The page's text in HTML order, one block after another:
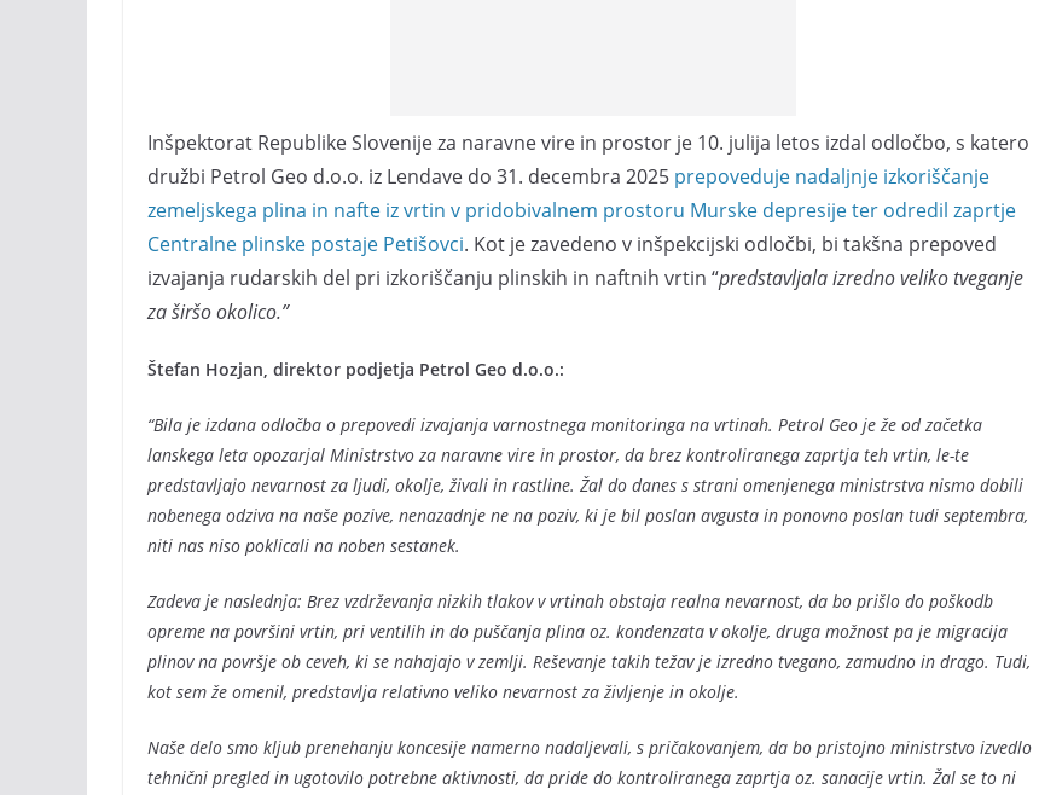
Inšpektorat Republike Slovenije za naravne vire in prostor je 10. julija letos izdal odločbo, s katero
družbi Petrol Geo d.o.o. iz Lendave do 31. decembra 2025 prepoveduje nadaljnje izkoriščanje
zemeljskega plina in nafte iz vrtin v pridobivalnem prostoru Murske depresije ter odredil zaprtje
Centralne plinske postaje Petišovci. Kot je zavedeno v inšpekcijski odločbi, bi takšna prepoved
izvajanja rudarskih del pri izkoriščanju plinskih in naftnih vrtin “predstavljala izredno veliko tveganje
za širšo okolico.”
Štefan Hozjan, direktor podjetja Petrol Geo d.o.o.:
“Bila je izdana odločba o prepovedi izvajanja varnostnega monitoringa na vrtinah. Petrol Geo je že od začetka
lanskega leta opozarjal Ministrstvo za naravne vire in prostor, da brez kontroliranega zaprtja teh vrtin, le-te
predstavljajo nevarnost za ljudi, okolje, živali in rastline. Žal do danes s strani omenjenega ministrstva nismo dobili
nobenega odziva na naše pozive, nenazadnje ne na poziv, ki je bil poslan avgusta in ponovno poslan tudi septembra,
niti nas niso poklicali na noben sestanek.
Zadeva je naslednja: Brez vzdrževanja nizkih tlakov v vrtinah obstaja realna nevarnost, da bo prišlo do poškodb
opreme na površini vrtin, pri ventilih in do puščanja plina oz. kondenzata v okolje, druga možnost pa je migracija
plinov na površje ob ceveh, ki se nahajajo v zemlji. Reševanje takih težav je izredno tvegano, zamudno in drago. Tudi,
kot sem že omenil, predstavlja relativno veliko nevarnost za življenje in okolje.
Naše delo smo kljub prenehanju koncesije namerno nadaljevali, s pričakovanjem, da bo pristojno ministrstvo izvedlo
tehnični pregled in ugotovilo potrebne aktivnosti, da pride do kontroliranega zaprtja oz. sanacije vrtin. Žal se to ni